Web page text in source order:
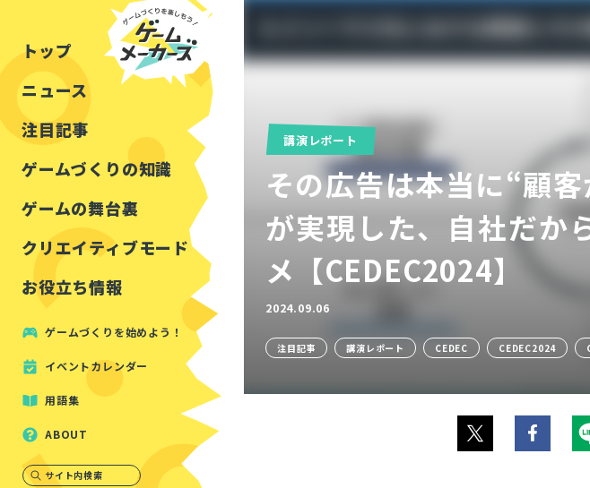
トップ
ニュース
注目記事
ゲームづくりの知識
チュートリアル
ルールをつくる
見た目を良くする
ゲームの舞台裏
インタビュー
講演レポート
クリエイティブモード
フォートナイト
マインクラフト
お役立ち情報
公開資料まとめ
イベントレポート
アセットレビュー
ツール紹介
周辺機器・ハードウェア
ゲームづくりを始めよう！
イベントカレンダー
用語集
ABOUT
サイト内検索
講演レポート
その広告は本当に“顧
が実現した、自社だか
メ【CEDEC2024】
2024.09.06
注目記事 講演レポート CEDEC CEDEC2024